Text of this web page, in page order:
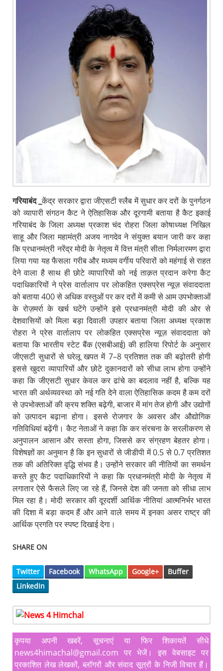
गरियाबंद _केंद्र सरकार द्वारा जीएसटी स्लैब में सुधार कर दरों के पुनर्गठन
को व्यापारी संगठन कैट ने ऐतिहासिक और दूरगामी बताया है कैट इकाई
गरियाबंद के जिला अध्यक्ष प्रकाश चंद रोहरा जिला कोषाध्यक्ष निखिल
साहू और जिला महामंत्री अजय नागदेव ने संयुक्त बयान जारी कर कहा
कि प्रधानमंत्री नरेंद्र मोदी के नेतृत्व में वित्त मंत्री सीता निर्मलारमण द्वारा
लिया गया यह फैसला गरीब और मध्यम वर्गीय परिवारों को महंगाई से राहत
देने वाला है साथ ही छोटे व्यापारियों को नई ताक़त प्रदान करेगा कैट
पदाधिकारियों ने प्रेस वार्तालाप पर लोकहित एक्सप्रेस न्यूज़ संवाददाता
को बताया 400 से अधिक वस्तुओं पर कर दरों में कमी से आम उपभोक्ताओं
के रोज़मर्रा के खर्च घटेंगे उन्होंने इसे प्रधानमंत्री मोदी की ओर से
देशवासियों को मिला बड़ा दिवाली उपहार बताया जिला अध्यक्ष प्रकाश
रोहरा ने प्रेस वार्तालाप पर लोकहित एक्सप्रेस न्यूज़ संवाददाता को
बताया कि भारतीय स्टेट बैंक (एसबीआई) की हालिया रिपोर्ट के अनुसार
जीएसटी सुधारों से घरेलू खपत में 7–8 प्रतिशत तक की बढ़ोतरी होगी
इससे खुदरा व्यापारियों और छोटे दुकानदारों को सीधा लाभ होगा उन्होंने
कहा कि जीएसटी सुधार केवल कर ढांचे का बदलाव नहीं है, बल्कि यह
भारत की अर्थव्यवस्था को नई गति देने वाला ऐतिहासिक कदम है कम दरों
से उपभोक्ताओं की क्रय शक्ति बढ़ेगी, बाजार में मांग तेज होगी और उद्योगों
को उत्पादन बढ़ाना होगा। इससे रोजगार के अवसर और औद्योगिक
गतिविधियां बढ़ेंगी। कैट नेताओं ने कहा कि कर संरचना के सरलीकरण से
अनुपालन आसान और सस्ता होगा, जिससे कर संग्रहण बेहतर होगा।
विशेषज्ञों का अनुमान है कि इन सुधारों से जीडीपी में 0.5 से 0.7 प्रतिशत
तक की अतिरिक्त वृद्धि संभव है। उन्होंने सरकार की नीतियों का समर्थन
करते हुए कैट पदाधिकारियों ने कहा कि प्रधानमंत्री मोदी के नेतृत्व में
लगातार ऐसे फैसले लिए जा रहे हैं, जिनसे देश की जनता को सीधा लाभ
मिल रहा है। मोदी सरकार की दूरदर्शी आर्थिक नीतियां आत्मनिर्भर भारत
की दिशा में बड़ा कदम हैं और आने वाले समय में इनका असर राष्ट्र की
आर्थिक प्रगति पर स्पष्ट दिखाई देगा।
SHARE ON
Twitter Facebook WhatsApp Google+
Buffer
LinkedIn
कृपया अपनी खबरें, सूचनाएं या फिर शिकायतें सीधे
news4himachal@gmail.com पर भेजें। इस वेबसाइट पर
प्रकाशित लेख लेखकों, ब्लॉगरों और संवाद सूत्रों के निजी विचार हैं।